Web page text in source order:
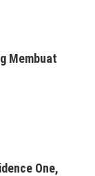
Membuat
One,